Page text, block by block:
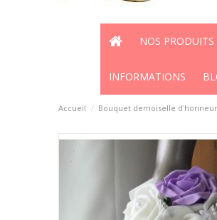
NOS PRODUITS
INFORMATIONS
Accueil Bouquet demoiselle d'honneur